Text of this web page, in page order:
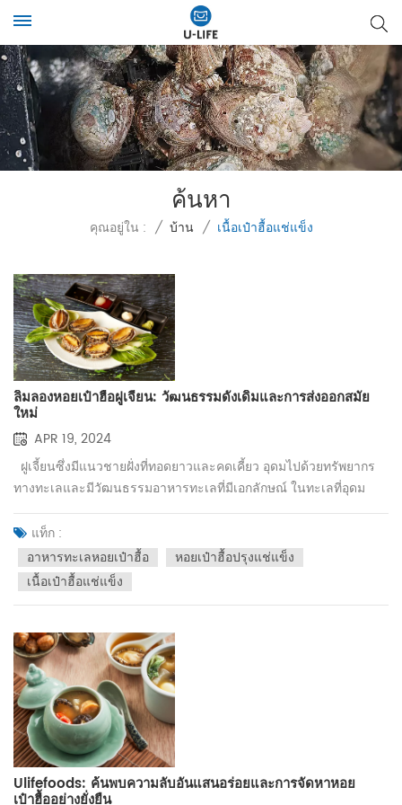
ค้นหา
คุณอยู่ใน : / บ้าน / เนื้อเป๋าฮื้อแช่แข็ง
ลิ้มลองหอยเป๋าฮื้อฝูเจี้ยน: วัฒนธรรมดั้งเดิมและการส่งออกสมัย
ใหม่
APR 19, 2024
ฝูเจี้ยนซึ่งมีแนวชายฝั่งที่ทอดยาวและคดเคี้ยว อุดมไปด้วยทรัพยากร
ทางทะเลและมีวัฒนธรรมอาหารทะเลที่มีเอกลักษณ์ ในทะเลที่อุดม
สมบูรณ์แห่งนี้ หอยเป๋าฮื้อถือเป็นอาหารอันโอชะที่ได้รับการยกย่อง
อย่างสูงและเป็นจุดเด่นของฝูเจี้ยน ในฐานะผู้ผลิตและซัพพลายเออร์
หอยเป๋าฮื้อฝูเจี้ยน ด้วยความเคารพในวัฒนธรรมดั้งเดิมและการ
แสวงหานวัตกรรม เราจึงนำฝูเจี้ยน อาหารทะเลหอยเป๋าฮื้อ สู่สายตา
ชาวโลกเพื่อให้ผู้คนได้ลิ้มรสอาหารอันโอชะอันเป็นเอกลักษณ์นี้มากขึ้น
เสียงระดับโลกในด้านเนื้อนุ่มและรสชาติที่อร่อย สภาพแวดล้อมทาง
ทะเลอันเป็นเอกลักษณ์และสภาพอากาศที่อบอุ่นทำให้เกิดเงื่อนไข
เฉพาะสำหรับการเจริญเติบโตของหอยเป๋าฮื้อ ทำให้เป็นหนึ่งในตัวแทน
ของอาหารทะเลคุณภาพสูง นอกจากนี้ ชาวฝูเจี้ยนยังมีวิธีการปรุงหอย
เป๋าฮื้อที่เป็นเอกลักษณ์ โดยเน้นที่การรักษารสชาติดั้งเดิมของหอย
เป๋าฮื้อ ทำให้มีกลิ่นหอมและรสชาติเข้มข้น วัฒนธรรมดั้งเดิมและการ
ส่งออกสมัยใหม่ หอยเป๋าฮื้อฝูเจี้ยนไม่เพียงแต่เป็นอาหารอันโอชะ
เท่านั้น แต่ยังเป็นส่วนสำคัญของวัฒนธรรมดั้งเดิมของฝูเจี้ยนอีกด้วย
แท็ก :
อาหารทะเลหอยเป๋าฮื้อ
หอยเป๋าฮื้อปรุงแช่แข็ง
เนื้อเป๋าฮื้อแช่แข็ง
Ulifefoods: ค้นพบความลับอันแสนอร่อยและการจัดหาหอย
เป๋าฮื้ออย่างยั่งยืน